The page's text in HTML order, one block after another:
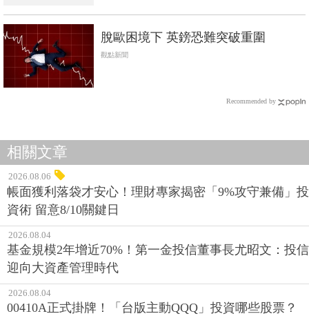
脫歐困境下 英鎊恐難突破重圍
觀點新聞
Recommended by
相關文章
2026.08.06
帳面獲利落袋才安心！理財專家揭密「9%攻守兼備」投
資術 留意8/10關鍵日
2026.08.04
基金規模2年增近70%！第一金投信董事長尤昭文：投信
迎向大資產管理時代
2026.08.04
00410A正式掛牌！「台版主動QQQ」投資哪些股票？